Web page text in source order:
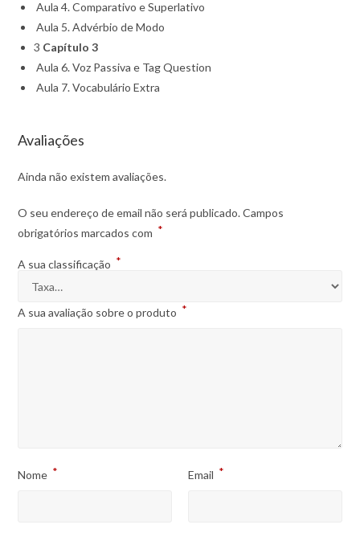
Aula 4. Comparativo e Superlativo
Aula 5. Advérbio de Modo
3 Capítulo 3
Aula 6. Voz Passiva e Tag Question
Aula 7. Vocabulário Extra
Avaliações
Ainda não existem avaliações.
O seu endereço de email não será publicado. Campos
obrigatórios marcados com *
A sua classificação *
A sua avaliação sobre o produto *
Nome * Email *